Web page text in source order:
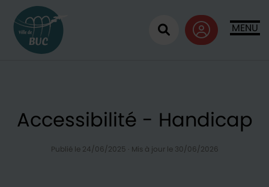
MENU
Ouvrir la
Accessibilité - Handicap
Publié le 24/06/2025 · Mis à jour le 30/06/2026